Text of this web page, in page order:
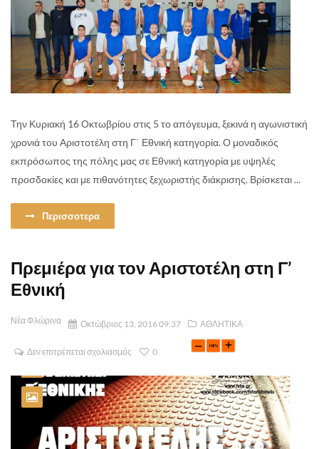
Την Κυριακή 16 Οκτωβρίου στις 5 το απόγευμα, ξεκινά η αγωνιστική
χρονιά του Αριστοτέλη στη Γ΄ Εθνική κατηγορία. Ο μοναδικός
εκπρόσωπος της πόλης μας σε Εθνική κατηγορία με υψηλές
προσδοκίες και με πιθανότητες ξεχωριστής διάκρισης. Βρίσκεται ...
Περισσοτερα
Πρεμιέρα για τον Αριστοτέλη στη Γ’
Εθνική
Νέα Φλώρινα Οκτώβριος 13, 2016 09:37 ΑΘΛΗΤΙΚΑ
Δεν επιτρέπεται σχολιασμός 0